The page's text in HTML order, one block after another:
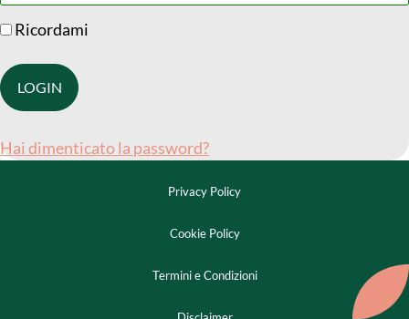
Ricordami
Hai dimenticato la password?
Privacy Policy
Cookie Policy
Termini e Condizioni